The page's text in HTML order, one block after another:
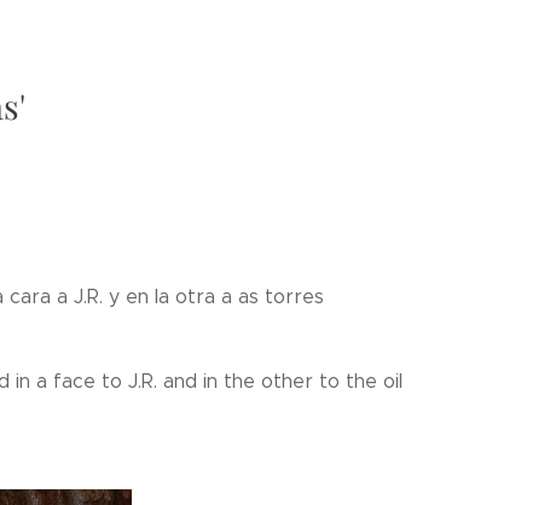
cara a J.R. y en la otra a as torres
in a face to J.R. and in the other to the oil